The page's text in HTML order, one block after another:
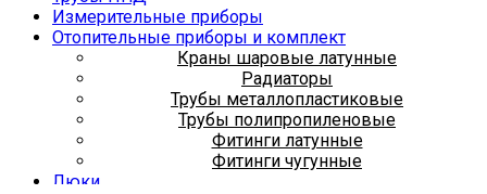
Измерительные приборы
Отопительные приборы и комплект
Краны шаровые латунные
Радиаторы
Трубы металлопластиковые
Трубы полипропиленовые
Фитинги латунные
Фитинги чугунные
Люки